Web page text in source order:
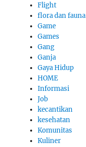
Flight
flora dan fauna
Game
Games
Gang
Ganja
Gaya Hidup
HOME
Informasi
Job
kecantikan
kesehatan
Komunitas
Kuliner